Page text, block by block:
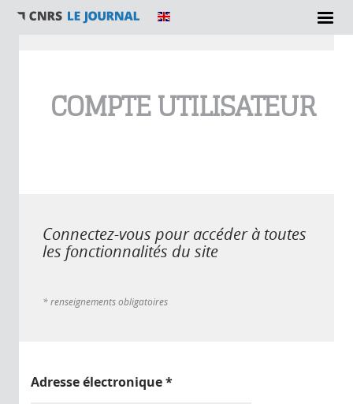
COMPTE UTILISATEUR
Connectez-vous pour accéder à toutes
les fonctionnalités du site
* renseignements obligatoires
Adresse électronique*